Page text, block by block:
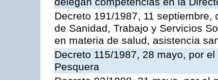
Decreto 191/1987, 11
de Sanidad, Trabajo y Servicios
en materia de salud, asistencia
Decreto 115/1987, 28 mayo, por
Pesquera